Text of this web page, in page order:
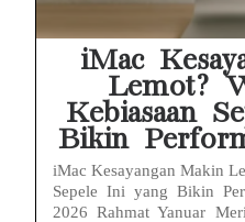
iMac
Lemot?
Kebiasaan
Bikin
iMac Kesayangan Makin
Sepele Ini yang Bikin
2026 Rahmat Yanuar